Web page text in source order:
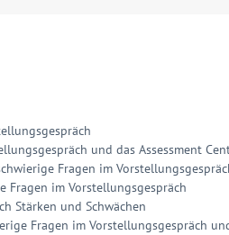
und das Assessment
Fragen im
Fragen im Vorstellungsgespräch
Stärken und Schwächen
Fragen im Vorstellungsgespräch